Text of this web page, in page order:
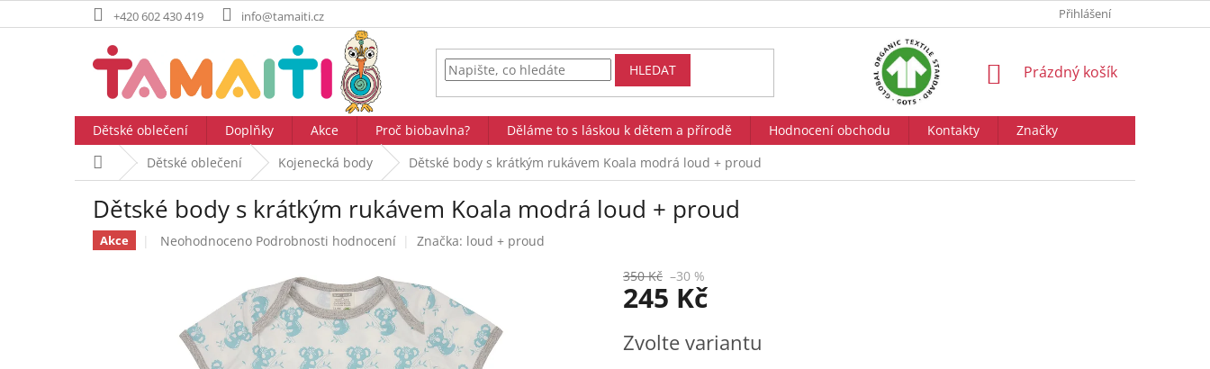
na
+420 602 430 419 info@tamaiti.cz Přihlášení
HLEDAT
NÁKUPNÍ
Prázdný košík
Dětské oblečení Doplňky Akce Proč biobavlna? Děláme to s láskou k dětem a přírodě Hodnocení obchodu Kontakty
Značky
Domů Dětské oblečení Kojenecká body Dětské body s krátkým rukávem Koala modrá loud + proud
Dětské body s krátkým rukávem Koala modrá loud + proud
Akce
Průměrné
hvězdiček.
Neohodnoceno Podrobnosti hodnocení Značka: loud + proud
350 Kč –30 %
245 Kč
cena:
Zvolte variantu